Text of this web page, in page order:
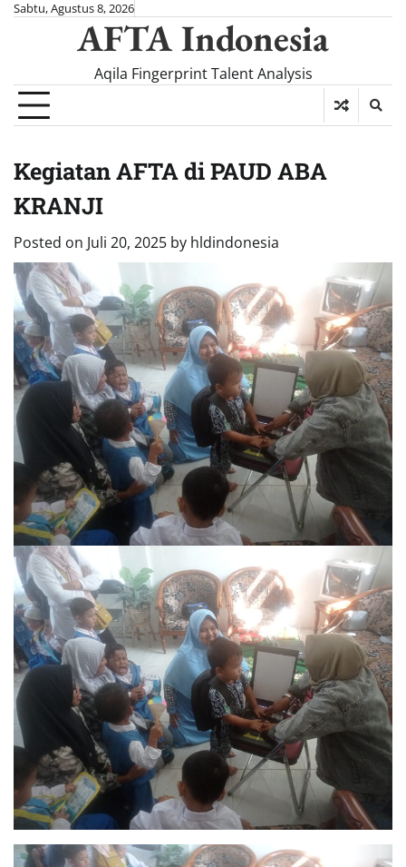
SkipSabtu, Agustus 8, 2026
AFTA Indonesia
Aqila Fingerprint Talent Analysis
Kegiatan AFTA di PAUD ABA
KRANJI
Posted on Juli 20, 2025 by hldindonesia